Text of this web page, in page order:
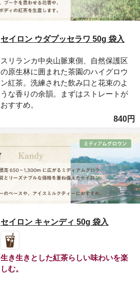
セイロン ウダプッセラワ 50g 袋入
スリランカ中央山脈東側、自然保護区
の原生林に囲まれた茶園のハイグロウ
ン紅茶。洗練された飲み口と花束のよ
うな香りの余韻。まずはストレートが
おすすめ。
840円
セイロン キャンディ 50g 袋入
生き生きとした紅茶らしい味わいを楽
しむ。